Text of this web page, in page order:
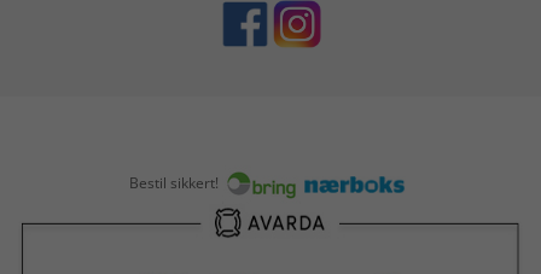
Bestil sikkert!